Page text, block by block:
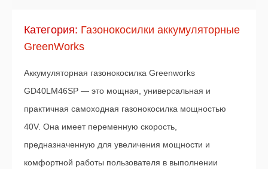
Категория: Газонокосилки аккумуляторные
GreenWorks
Аккумуляторная газонокосилка Greenworks
GD40LM46SP — это мощная, универсальная и
практичная самоходная газонокосилка мощностью
40V. Она имеет переменную скорость,
предназначенную для увеличения мощности и
комфортной работы пользователя в выполнении